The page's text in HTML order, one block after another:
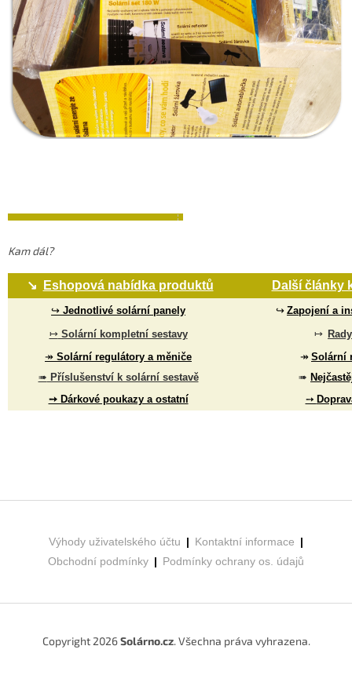
Kam dál?
↘ Eshopová nabídka produktů Další články
↪ Jednotlivé solární panely ↪ Zapojení a
↦Solární kompletní sestavy ↦
↠ Solární regulátory a měniče ↠ Solární
➠ Příslušenství k solární sestavě ➠
➙ Dárkové poukazy a ostatní
➙
Výhody uživatelského účtu | Kontaktní informace |
Obchodní podmínky | Podmínky ochrany os. údajů
Copyright 2026Solárno.cz. Všechna práva vyhrazena.